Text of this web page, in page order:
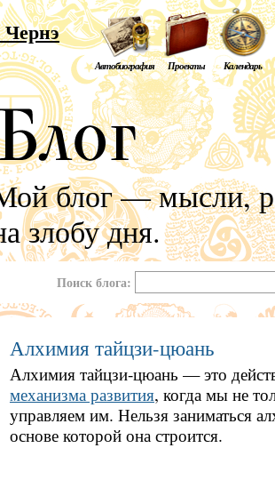
Автобиография Проекты Календарь
блог — мысли,
злобу дня.
Поиск блога:
Алхимия тайцзи-цюань
Алхимия тайцзи-цюань — это
механизма развития, когда мы не
управляем им. Нельзя заниматься
основе которой она строится.